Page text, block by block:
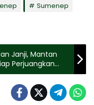
Sumenep
Janji, Mantan
Perjuangkan